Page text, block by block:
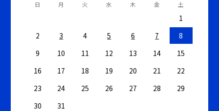
日 月 火 水 木 金 土
1
2
3 4 5 6 7
8
9
10 11 12 13 14
15
16
17 18 19 20 21
22
23
24 25 26 27 28
29
30
31